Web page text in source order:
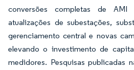
conversões completas de AMI
atualizações de subestações,
gerenciamento central e novas
elevando o investimento de
medidores. Pesquisas publicadas